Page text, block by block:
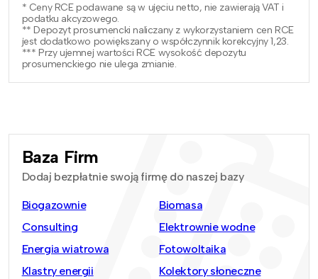
* Ceny RCE podawane są w ujęciu netto, nie zawierają VAT i
podatku akcyzowego.
** Depozyt prosumencki naliczany z wykorzystaniem cen RCE
jest dodatkowo powiększany o współczynnik korekcyjny 1,23.
*** Przy ujemnej wartości RCE wysokość depozytu
prosumenckiego nie ulega zmianie.
Baza Firm
Dodaj bezpłatnie swoją firmę do naszej bazy
Biogazownie
Biomasa
Consulting
Elektrownie wodne
Energia wiatrowa
Fotowoltaika
Klastry energii
Kolektory słoneczne